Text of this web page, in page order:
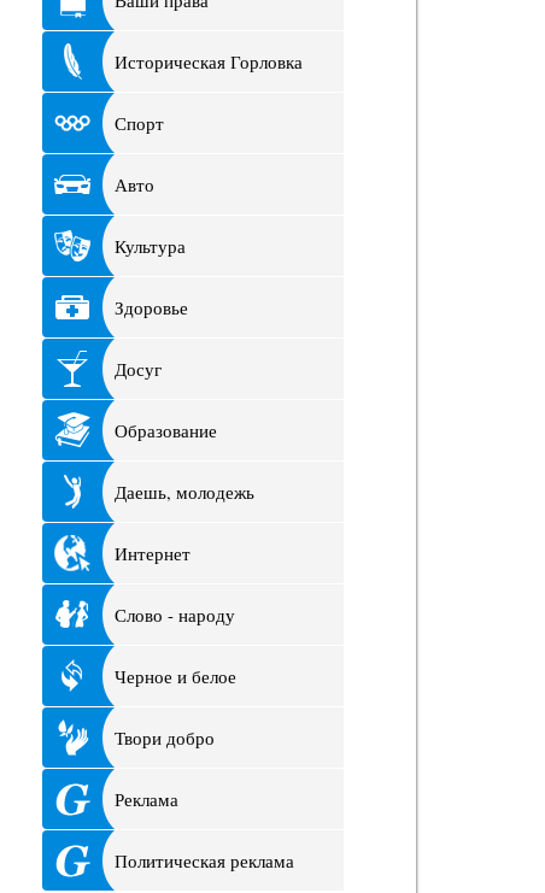
Историческая Горловка
Спорт
Авто
Культура
Здоровье
Досуг
Образование
Даешь, молодежь
Интернет
Слово - народу
Черное и белое
Твори добро
Реклама
Политическая реклама